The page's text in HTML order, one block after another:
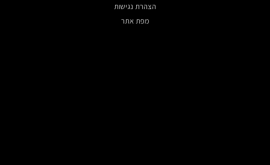
הצהרת נגישות
מפת אתר